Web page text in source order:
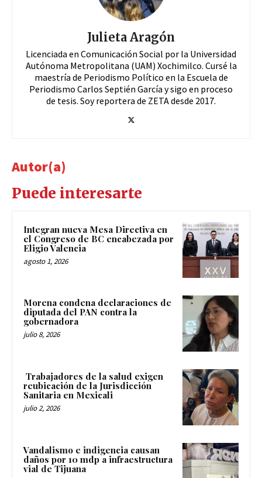
Julieta Aragón
Licenciada en Comunicación Social por la Universidad
Autónoma Metropolitana (UAM) Xochimilco. Cursé la
maestría de Periodismo Político en la Escuela de
Periodismo Carlos Septién García y sigo en proceso
de tesis. Soy reportera de ZETA desde 2017.
Autor(a)
Puede interesarte
Integran nueva Mesa Directiva en
el Congreso de BC encabezada por
Eligio Valencia
agosto 1, 2026
Morena condena declaraciones de
diputada del PAN contra la
gobernadora
julio 8, 2026
Trabajadores de la salud exigen
reubicación de la Jurisdicción
Sanitaria en Mexicali
julio 2, 2026
Vandalismo e indigencia causan
daños por 10 mdp a infraestructura
vial de Tijuana